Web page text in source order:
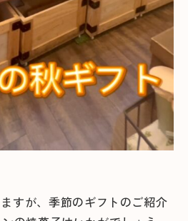
すが、季節のギフトのご紹介